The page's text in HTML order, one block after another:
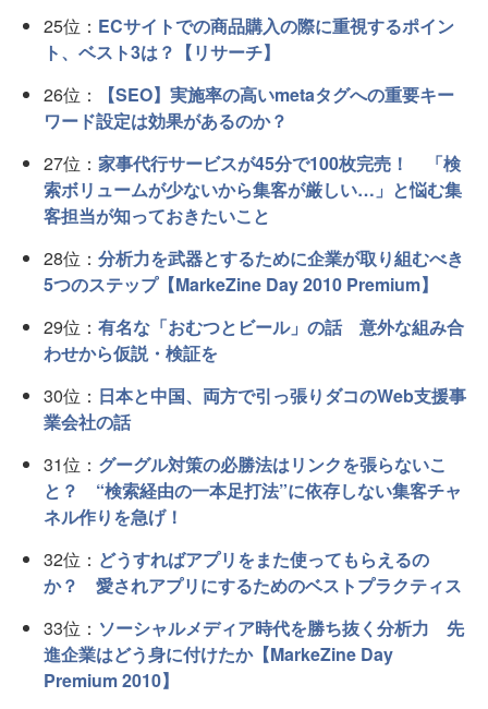
25位： ECサイトでの商品購入の際に重視するポイン
ト、ベスト3は？【リサーチ】
26位：
【SEO】実施率の高いmetaタグへの重要キー
ワード設定は効果があるのか？
27位： 家事代行サービスが45分で100枚完売！ 「検
索ボリュームが少ないから集客が厳しい…」と悩む集
客担当が知っておきたいこと
28位： 分析力を武器とするために企業が取り組むべき
5つのステップ【MarkeZine Day 2010 Premium】
29位： 有名な「おむつとビール」の話 意外な組み合
わせから仮説・検証を
30位： 日本と中国、両方で引っ張りダコのWeb支援事
業会社の話
31位： グーグル対策の必勝法はリンクを張らないこ
と？ “検索経由の一本足打法”に依存しない集客チャ
ネル作りを急げ！
32位： どうすればアプリをまた使ってもらえるの
か？ 愛されアプリにするためのベストプラクティス
33位： ソーシャルメディア時代を勝ち抜く分析力 先
進企業はどう身に付けたか【MarkeZine Day
Premium 2010】